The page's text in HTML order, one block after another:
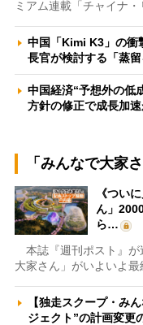
ミアム連載「チャイナ
中国「Kimi K3」の
長官が検討する「蒸
中国経済“予想外の
方針の修正で成長加
「みんなで大家
《つい
ん」
ら…
本誌『週刊ポスト』が
大家さん」がいよいよ
【独走スクープ・み
ジェクト”の計画変更